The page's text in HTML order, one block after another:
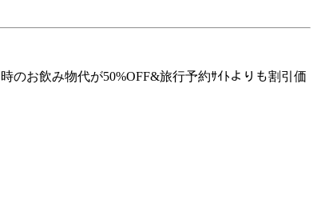
のお飲み物代が50%OFF&旅行予約ｻｲﾄよりも割引価